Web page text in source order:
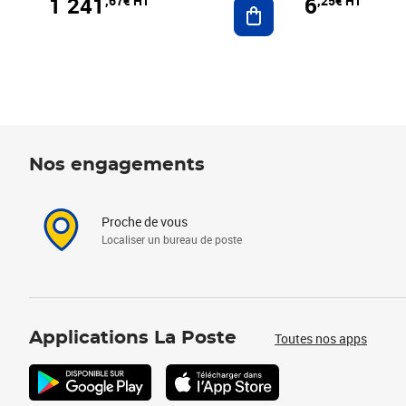
Nos engagements
Proche de vous
Localiser un bureau de poste
Applications La Poste Toutes nos apps